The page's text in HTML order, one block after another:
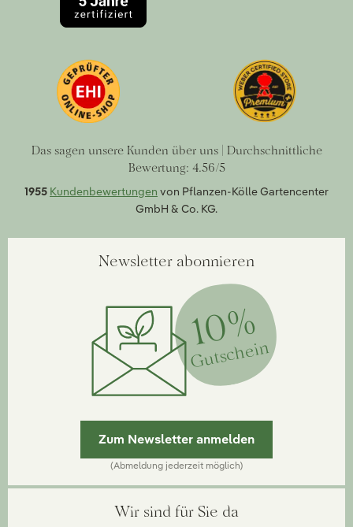
Das sagen unsere Kunden über uns | Durchschnittliche
Bewertung: 4.56/5
1955 Kundenbewertungen von Pflanzen-Kölle Gartencenter
GmbH & Co. KG.
Newsletter abonnieren
10%
Gutschein
Zum Newsletter anmelden
(Abmeldung jederzeit möglich)
Wir sind für Sie da